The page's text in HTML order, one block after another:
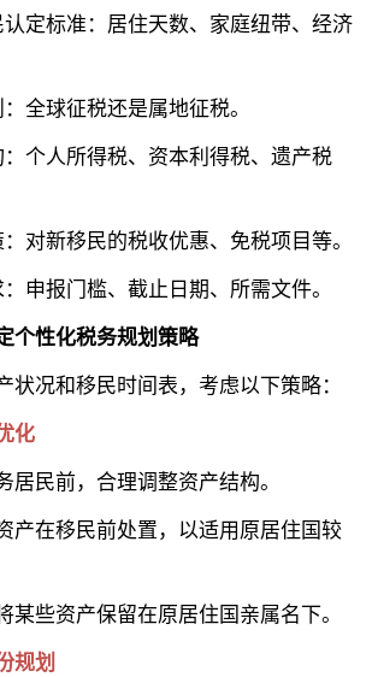
定标准：居住天数、家庭纽带、经济
全球征税还是属地征税。
个人所得税、资本利得税、遗产税
对新移民的税收优惠、免税项目等。
申报门槛、截止日期、所需文件。
性化税务规划策略
况和移民时间表，考虑以下策略：
化
民前，合理调整资产结构。
在移民前处置，以适用原居住国较
些资产保留在原居住国亲属名下。
划